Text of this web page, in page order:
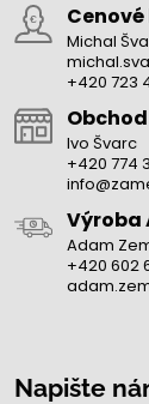
Michal
+420 723
Ivo Švarc
+420 774
Výroba
Adam
+420 602
Napište